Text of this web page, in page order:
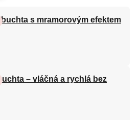
s mramorovým efektem
– vláčná a rychlá bez